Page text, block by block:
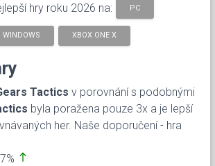
hry roku 2026 na: PC
WINDOWS XBOX ONE X
Tactics v porovnání s podobnými
byla poražena pouze 3x a je lepší
her. Naše doporučení - hra
north